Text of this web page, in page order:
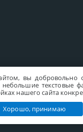
вы добровольно
текстовые
нашего сайта
Хорошо, принимаю